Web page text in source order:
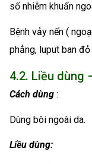
số nhiễm khuẩn
Bệnh vảy nến (
phẳng, luput ban đỏ
4.2. Liều dùng
Cách dùng :
Dùng bôi ngoài da.
Liều dùng: